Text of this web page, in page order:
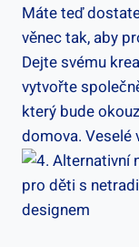
Máte teď
věnec tak, aby
Dejte svému
vytvořte
který bude
domova. Veselé